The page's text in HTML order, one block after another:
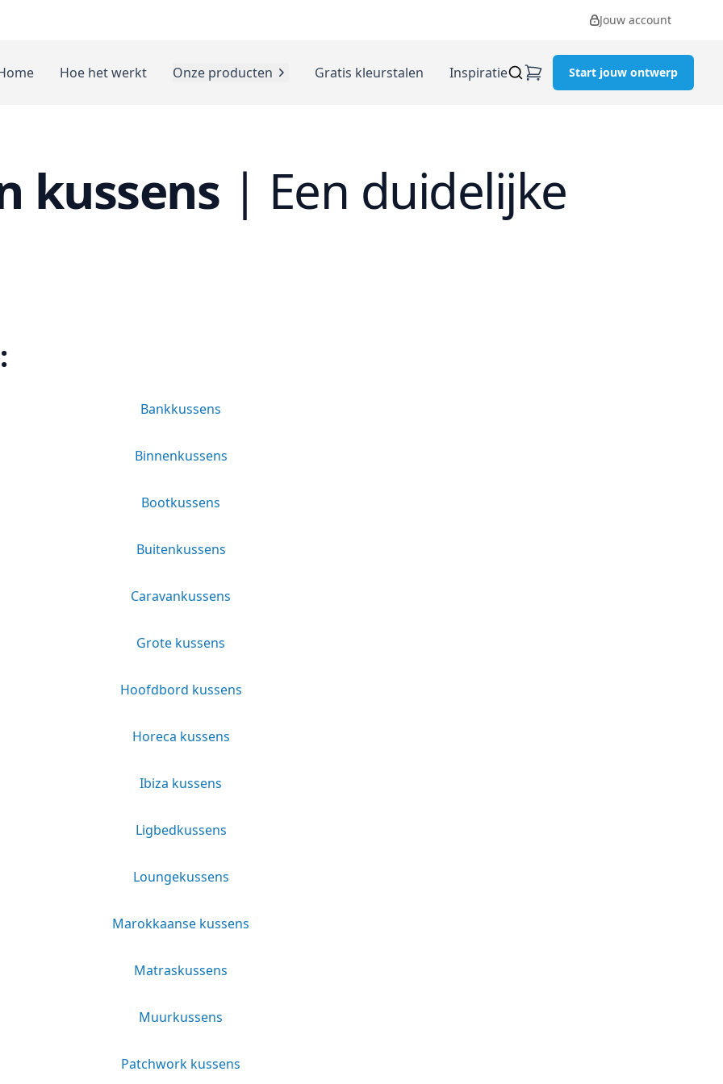
Jouw account
Hoe het werkt Onze producten Gratis kleurstalen Inspiratie Start jouw ontwerp
kussens | Een duidelijke
Bankkussens
Binnenkussens
Bootkussens
Buitenkussens
Caravankussens
Grote kussens
Hoofdbord kussens
Horeca kussens
Ibiza kussens
Ligbedkussens
Loungekussens
Marokkaanse kussens
Matraskussens
Muurkussens
Patchwork kussens